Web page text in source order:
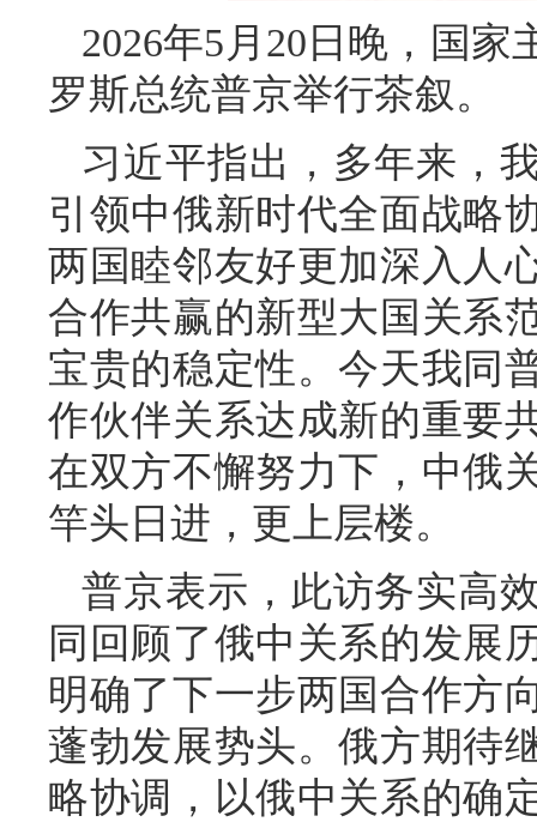
2026年5月20日晚，国
罗斯总统普京举行茶叙。
习近平指出，多年来，
引领中俄新时代全面战略
两国睦邻友好更加深入人
合作共赢的新型大国关系
宝贵的稳定性。今天我同
作伙伴关系达成新的重要
在双方不懈努力下，中俄
竿头日进，更上层楼。
普京表示，此访务实高
同回顾了俄中关系的发展
明确了下一步两国合作方
蓬勃发展势头。俄方期待
略协调，以俄中关系的确